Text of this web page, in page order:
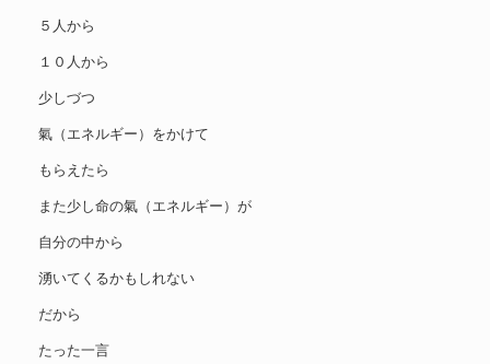
５人から
１０人から
少しづつ
氣（エネルギー）をかけて
もらえたら
また少し命の氣（エネルギー）が
自分の中から
湧いてくるかもしれない
だから
たった一言